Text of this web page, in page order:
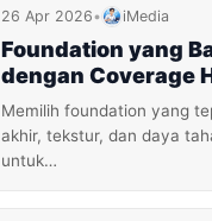
26 Apr 2026• iMedia
Foundation yang
dengan Coverage
Memilih foundation yang
akhir, tekstur, dan daya
untuk…